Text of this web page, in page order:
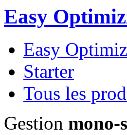
Easy
Easy
Starter
Tous les
Gestion mono-